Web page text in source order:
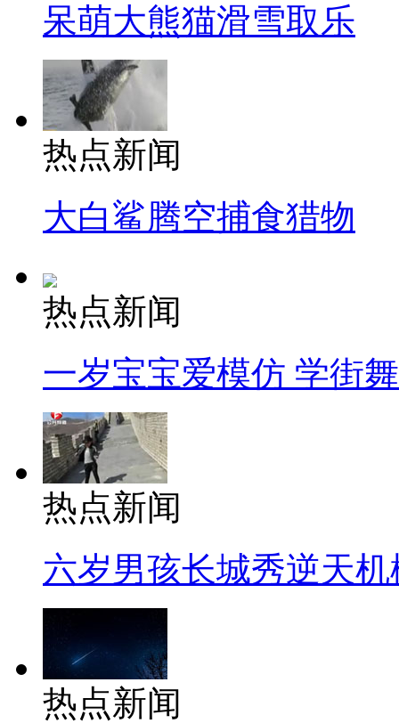
呆萌大熊猫滑雪取乐
热点新闻
大白鲨腾空捕食猎物
热点新闻
一岁宝宝爱模仿 学街
热点新闻
六岁男孩长城秀逆天机
热点新闻